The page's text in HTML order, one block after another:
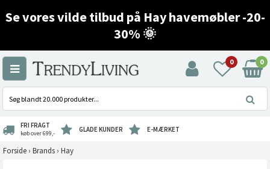
Se vores vilde tilbud på Hay havemøbler -20-
30% 🌞
0 0
FRI FRAGT
køb over 699,- GLADE KUNDER E-MÆRKET
Forside › Brands › Hay